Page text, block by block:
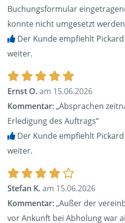
Buchungsformular
konnte nicht umgesetzt
Der Kunde empfiehlt
weiter.
Ernst O.am 15.06.2026
Kommentar:„Absprachen
Erledigung des Auftrags“
Der Kunde empfiehlt
weiter.
Stefan K.am 15.06.2026
Kommentar:„Außer der
vor Ankunft bei Abholung war